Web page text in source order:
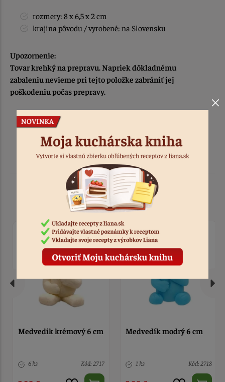
rozmery: 8 x 6,5 x 2 cm
krajina pôvodu / vyrobené: na Slovensku
Upozornenie:
Tovar krehký na prepravu. Napriek dôkladnému
zabaleniu nevieme pri tejto položke zabrániť jej
poškodeniu počas prepravy.
Podobné produkty
Medvedík krémový 6 cm
6 ks Kód: 2717
Medvedík modrý 6 cm
1 ks Kód: 2718